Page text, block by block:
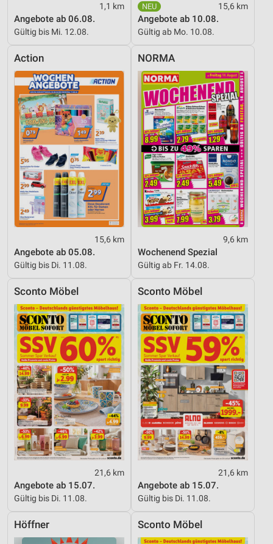
1,1 km
Angebote ab 06.08.
Gültig bis Mi. 12.08.
15,6 km
Angebote ab 10.08.
Gültig ab Mo. 10.08.
Action
15,6 km
Angebote ab 05.08.
Gültig bis Di. 11.08.
NORMA
9,6 km
Wochenend Spezial
Gültig ab Fr. 14.08.
Sconto Möbel
21,6 km
Angebote ab 15.07.
Gültig bis Di. 11.08.
Sconto Möbel
21,6 km
Angebote ab 15.07.
Gültig bis Di. 11.08.
Höffner Sconto Möbel